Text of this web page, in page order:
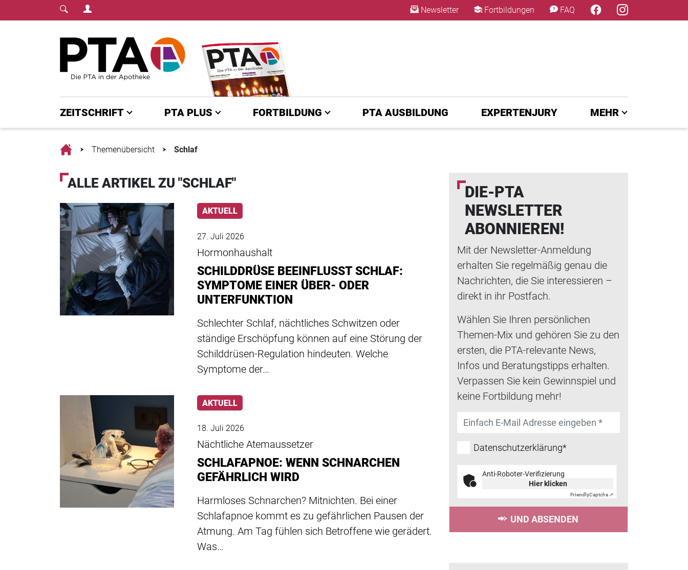
Login Menu Newsletter Fortbildungen FAQ
Fachmedium für PTA | diepta.de
ZEITSCHRIFT PTA PLUS FORTBILDUNG PTA AUSBILDUNG EXPERTENJURY MEHR
HomeThemenübersicht Schlaf
ALLE ARTIKEL ZU "SCHLAF"
AKTUELL
27. Juli 2026
Hormonhaushalt
SCHILDDRÜSE BEEINFLUSST SCHLAF:
SYMPTOME EINER ÜBER- ODER
UNTERFUNKTION
Schlechter Schlaf, nächtliches Schwitzen oder
ständige Erschöpfung können auf eine Störung der
Schilddrüsen-Regulation hindeuten. Welche
Symptome der…
AKTUELL
18. Juli 2026
Nächtliche Atemaussetzer
SCHLAFAPNOE: WENN SCHNARCHEN
GEFÄHRLICH WIRD
Harmloses Schnarchen? Mitnichten. Bei einer
Schlafapnoe kommt es zu gefährlichen Pausen der
Atmung. Am Tag fühlen sich Betroffene wie gerädert.
Was…
DIE-PTA
NEWSLETTER
ABONNIEREN!
Mit der Newsletter-Anmeldung
erhalten Sie regelmäßig genau die
Nachrichten, die Sie interessieren –
direkt in ihr Postfach.
Wählen Sie Ihren persönlichen
Themen-Mix und gehören Sie zu den
ersten, die PTA-relevante News,
Infos und Beratungstipps erhalten.
Verpassen Sie kein Gewinnspiel und
keine Fortbildung mehr!
Datenschutzerklärung*
Anti-Roboter-Verifizierung
Hier klicken
FriendlyCaptcha ⇗
UND ABSENDEN
×